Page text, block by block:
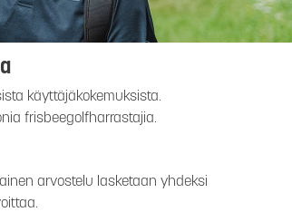
käyttäjäkokemuksista.
frisbeegolfharrastajia.
arvostelu lasketaan yhdeksi